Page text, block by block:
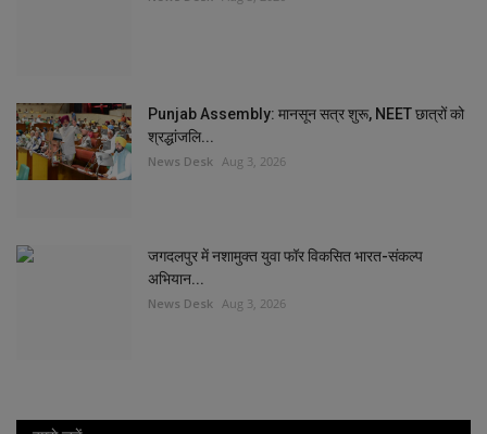
Punjab Assembly: मानसून सत्र शुरू, NEET छात्रों को
श्रद्धांजलि...
News Desk Aug 3, 2026
जगदलपुर में नशामुक्त युवा फॉर विकसित भारत-संकल्प
अभियान...
News Desk Aug 3, 2026